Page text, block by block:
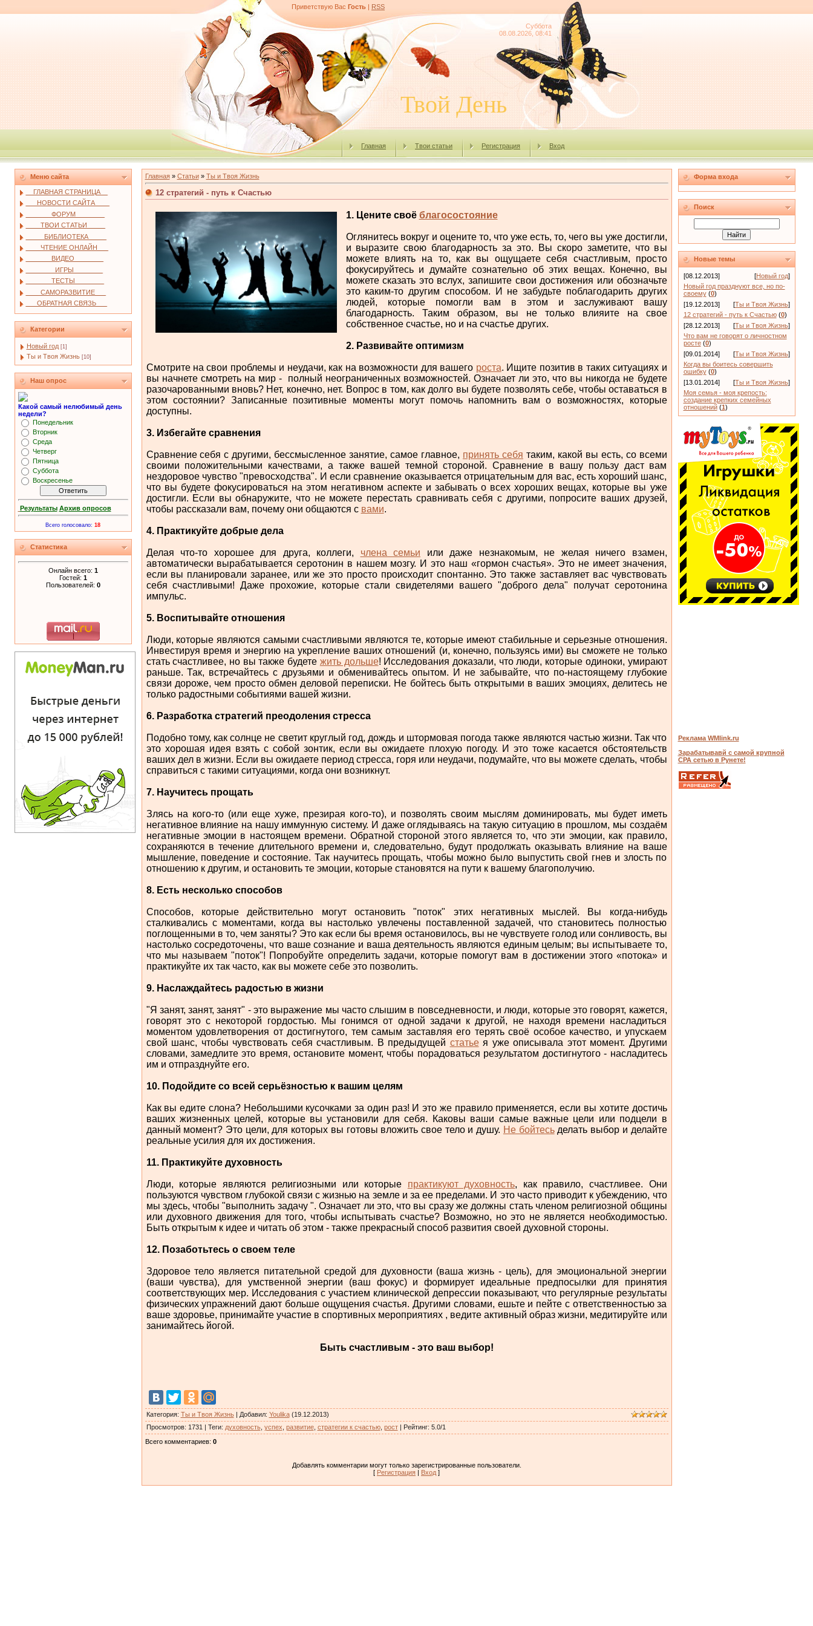
Приветствую Вас Гость | RSS
Суббота
08.08.2026, 08:41
Твой День
Главная Твои статьи Регистрация Вход
Меню сайта
__ГЛАВНАЯ СТРАНИЦА__
___НОВОСТИ САЙТА____
_______ФОРУМ________
____ТВОИ СТАТЬИ_____
_____БИБЛИОТЕКА_____
____ЧТЕНИЕ ОНЛАЙН___
_______ВИДЕО________
________ИГРЫ________
_______ТЕСТЫ________
____САМОРАЗВИТИЕ___
___ОБРАТНАЯ СВЯЗЬ___
Категории
Новый год [1]
Ты и Твоя Жизнь [10]
Наш опрос
Какой самый нелюбимый день
недели?
Понедельник
Вторник
Среда
Четверг
Пятница
Суббота
Воскресенье
Результаты Архив опросов
Всего голосовало: 18
Статистика
Онлайн всего: 1
Гостей: 1
Пользователей: 0
Главная» Статьи» Ты и Твоя Жизнь
12 стратегий - путь к Счастью
1. Цените своё благосостояние
Оглянитесь вокруг и оцените то, что уже есть, то, чего вы уже достигли,
и выразите свою благодарность за это. Вы скоро заметите, что вы
можете влиять на то, как вы ощущаете себя счастливым, просто
фокусируйтесь и думайте сознательно об этих вещах. Конечно, вы
можете сказать это вслух, запишите свои достижения или обозначьте
это каким-то другим способом. И не забудьте поблагодарить других
людей, которые помогли вам в этом и заслуживают вашу
благодарность. Таким образом, вы не только влияите на свое
собственное счастье, но и на счастье других.
2. Развивайте оптимизм
Смотрите на свои проблемы и неудачи, как на возможности для вашего роста. Ищите позитив в таких ситуациях и
вы начнете смотреть на мир - полный неограниченных возможностей. Означает ли это, что вы никогда не будете
разочарованными вновь? Нет, конечно, нет. Вопрос в том, как долго вы будете позволять себе, чтобы оставаться в
этом состоянии? Записанные позитивные моменты могут помочь напомнить вам о возможностях, которые
доступны.
3. Избегайте сравнения
Сравнение себя с другими, бессмысленное занятие, самое главное, принять себя таким, какой вы есть, со всеми
своими положительными качествами, а также вашей темной стороной. Сравнение в вашу пользу даст вам
нездоровое чувство "превосходства". И если сравнение оказывается отрицательным для вас, есть хороший шанс,
что вы будете фокусироваться на этом негативном аспекте и забывать о всех хороших вещах, которые вы уже
достигли. Если вы обнаружите, что не можете перестать сравнивать себя с другими, попросите ваших друзей,
чтобы рассказали вам, почему они общаются с вами.
4. Практикуйте добрые дела
Делая что-то хорошее для друга, коллеги, члена семьи или даже незнакомым, не желая ничего взамен,
автоматически вырабатывается серотонин в нашем мозгу. И это наш «гормон счастья». Это не имеет значения,
если вы планировали заранее, или же это просто происходит спонтанно. Это также заставляет вас чувствовать
себя счастливыми! Даже прохожие, которые стали свидетелями вашего "доброго дела" получат серотонина
импульс.
5. Воспитывайте отношения
Люди, которые являются самыми счастливыми являются те, которые имеют стабильные и серьезные отношения.
Инвестируя время и энергию на укрепление ваших отношений (и, конечно, пользуясь ими) вы сможете не только
стать счастливее, но вы также будете жить дольше! Исследования доказали, что люди, которые одиноки, умирают
раньше. Так, встречайтесь с друзьями и обменивайтесь опытом. И не забывайте, что по-настоящему глубокие
связи дороже, чем просто обмен деловой переписки. Не бойтесь быть открытыми в ваших эмоциях, делитесь не
только радостными событиями вашей жизни.
6. Разработка стратегий преодоления стресса
Подобно тому, как солнце не светит круглый год, дождь и штормовая погода также являются частью жизни. Так что
это хорошая идея взять с собой зонтик, если вы ожидаете плохую погоду. И это тоже касается обстоятельств
ваших дел в жизни. Если вы ожидаете период стресса, горя или неудачи, подумайте, что вы можете сделать, чтобы
справиться с такими ситуациями, когда они возникнут.
7. Научитесь прощать
Злясь на кого-то (или еще хуже, презирая кого-то), и позволять своим мыслям доминировать, мы будет иметь
негативное влияние на нашу иммунную систему. И даже оглядываясь на такую ситуацию в прошлом, мы создаём
негативные эмоции в настоящем времени. Обратной стороной этого является то, что эти эмоции, как правило,
сохраняются в течение длительного времени и, следовательно, будут продолжать оказывать влияние на ваше
мышление, поведение и состояние. Так научитесь прощать, чтобы можно было выпустить свой гнев и злость по
отношению к другим, и остановить те эмоции, которые становятся на пути к вашему благополучию.
8. Есть несколько способов
Способов, которые действительно могут остановить "поток" этих негативных мыслей. Вы когда-нибудь
сталкивались с моментами, когда вы настолько увлечены поставленной задачей, что становитесь полностью
поглощенными в то, чем заняты? Это как если бы время остановилось, вы не чувствуете голод или сонливость, вы
настолько сосредоточены, что ваше сознание и ваша деятельность являются единым целым; вы испытываете то,
что мы называем "поток"! Попробуйте определить задачи, которые помогут вам в достижении этого «потока» и
практикуйте их так часто, как вы можете себе это позволить.
9. Наслаждайтесь радостью в жизни
"Я занят, занят, занят" - это выражение мы часто слышим в повседневности, и люди, которые это говорят, кажется,
говорят это с некоторой гордостью. Мы гонимся от одной задачи к другой, не находя времени насладиться
моментом удовлетворения от достигнутого, тем самым заставляя его терять своё особое качество, и упускаем
свой шанс, чтобы чувствовать себя счастливым. В предыдущей статьея уже описывала этот момент. Другими
словами, замедлите это время, остановите момент, чтобы порадоваться результатом достигнутого - насладитесь
им и отпразднуйте его.
10. Подойдите со всей серьёзностью к вашим целям
Как вы едите слона? Небольшими кусочками за один раз! И это же правило применяется, если вы хотите достичь
ваших жизненных целей, которые вы установили для себя. Каковы ваши самые важные цели или подцели в
данный момент? Это цели, для которых вы готовы вложить свое тело и душу. Не бойтесьделать выбор и делайте
реальные усилия для их достижения.
11. Практикуйте духовность
Люди, которые являются религиозными или которые практикуют духовность, как правило, счастливее. Они
пользуются чувством глубокой связи с жизнью на земле и за ее пределами. И это часто приводит к убеждению, что
мы здесь, чтобы "выполнить задачу ". Означает ли это, что вы сразу же должны стать членом религиозной общины
или духовного движения для того, чтобы испытывать счастье? Возможно, но это не является необходимостью.
Быть открытым к идее и читать об этом - также прекрасный способ развития своей духовной стороны.
12. Позаботьтесь о своем теле
Здоровое тело является питательной средой для духовности (ваша жизнь - цель), для эмоциональной энергии
(ваши чувства), для умственной энергии (ваш фокус) и формирует идеальные предпосылки для принятия
соответствующих мер. Исследования с участием клинической депрессии показывают, что регулярные результаты
физических упражнений дают больше ощущения счастья. Другими словами, ешьте и пейте с ответственностью за
ваше здоровье, принимайте участие в спортивных мероприятиях , ведите активный образ жизни, медитируйте или
занимайтесь йогой.
Быть счастливым - это ваш выбор!
Категория: Ты и Твоя Жизнь| Добавил: Youlika(19.12.2013)
Просмотров: 1731 | Теги: духовность, успех развитие, стратегии к счастью, рост | Рейтинг: 5.0/1
Всего комментариев: 0
Добавлять комментарии могут только зарегистрированные пользователи.
[ Регистрация | Вход ]
Форма входа
Поиск
Новые темы
[08.12.2013] [Новый год]
Новый год празднуют все, но по-
своему (0)
[19.12.2013]
[Ты и Твоя Жизнь]
12 стратегий - путь к Счастью (0)
[28.12.2013]
[Ты и Твоя Жизнь]
Что вам не говорят о личностном
росте (0)
[09.01.2014]
[Ты и Твоя Жизнь]
Когда вы боитесь совершить
ошибку (0)
[13.01.2014]
[Ты и Твоя Жизнь]
Моя семья - моя крепость:
создание крепких семейных
отношений (1)
Реклама WMlink.ru
Зарабатывавй с самой крупной
СРА сетью в Рунете!